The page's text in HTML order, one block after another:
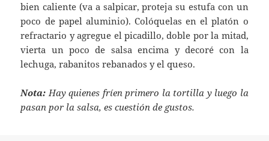
bien caliente (va a salpicar, proteja su estufa con un
poco de papel aluminio). Colóquelas en el platón o
refractario y agregue el picadillo, doble por la mitad,
vierta un poco de salsa encima y decoré con la
lechuga, rabanitos rebanados y el queso.
Nota: Hay quienes fríen primero la tortilla y luego la
pasan por la salsa, es cuestión de gustos.